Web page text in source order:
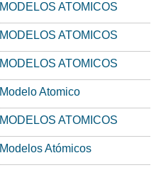
MODELOS ATOMICOS
MODELOS ATOMICOS
MODELOS ATOMICOS
Modelo Atomico
MODELOS ATOMICOS
Modelos Atómicos